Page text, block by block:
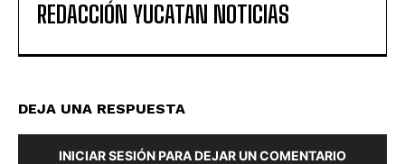
REDACCIÓN YUCATAN NOTICIAS
DEJA UNA RESPUESTA
INICIAR SESIÓN PARA DEJAR UN COMENTARIO